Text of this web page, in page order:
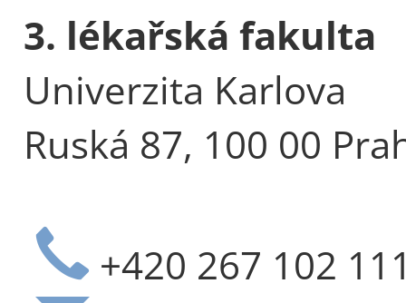
3. lékařská fakulta
Univerzita Karlova
Ruská 87, 100 00
+420 267 102